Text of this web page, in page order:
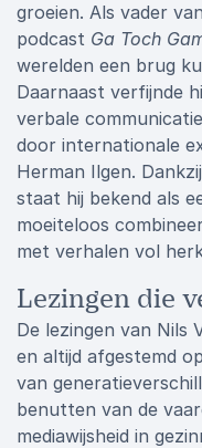
groeien. Als vader
podcast Ga Toch
werelden een brug
Daarnaast verfijnde
verbale
door internationale
Herman Ilgen.
staat hij bekend als
moeiteloos
met verhalen vol
Lezingen die
De lezingen van Nils
en altijd afgestemd
van
benutten van de
mediawijsheid in